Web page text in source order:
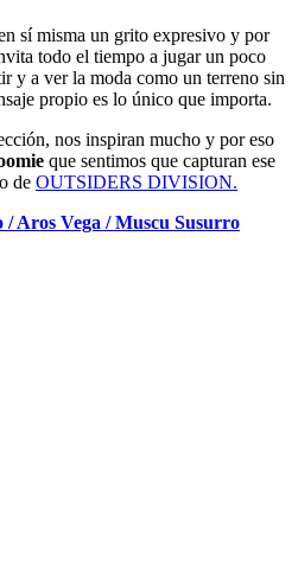
sí misma un grito expresivo y por
todo el tiempo a jugar un poco
y a ver la moda como un terreno sin
propio es lo único que importa.
nos inspiran mucho y por eso
que sentimos que capturan ese
de OUTSIDERS DIVISION.
/Aros Vega /Muscu Susurro